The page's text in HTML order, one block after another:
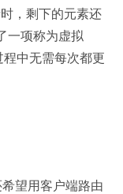
，剩下的元素还
一项称为虚拟
中无需每次都更
望用客户端路由